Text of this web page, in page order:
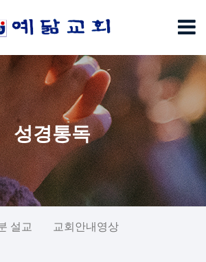
성경통독
설교 교회안내영상